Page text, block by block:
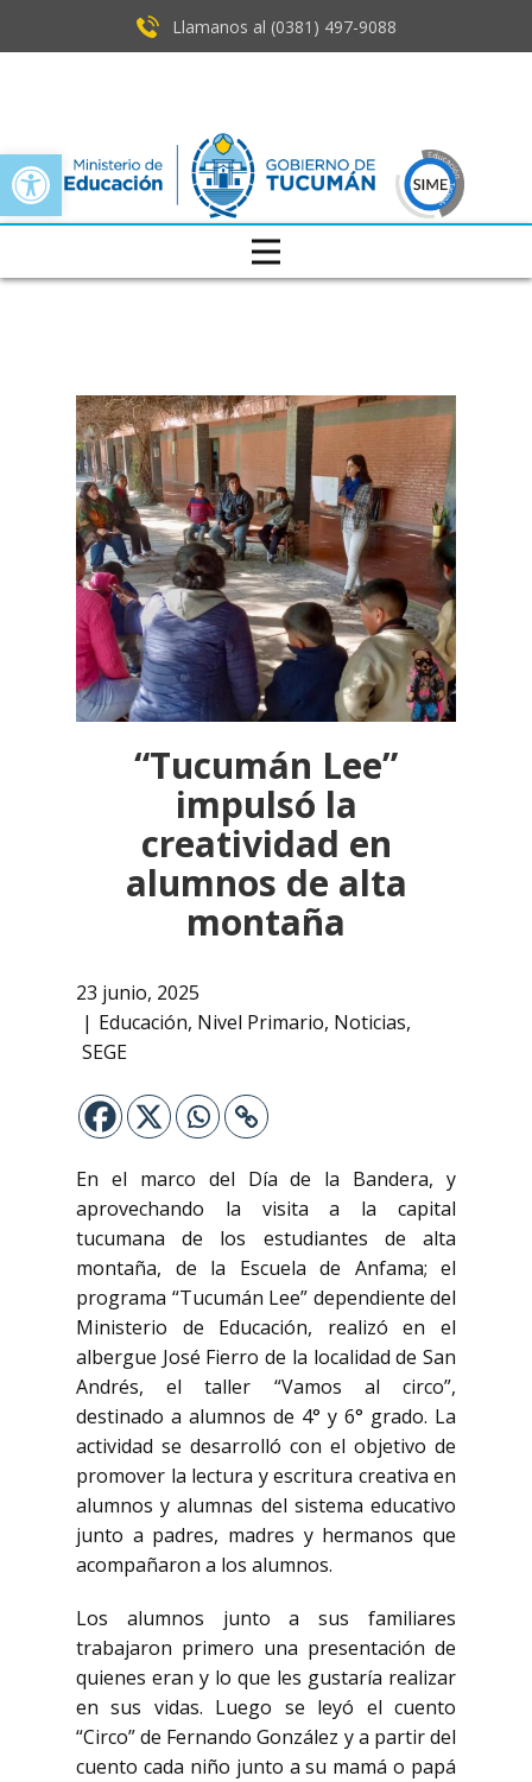
Open toolbar
Llamanos al (0381) ​497-9088
“Tucumán Lee”
impulsó la
creatividad en
alumnos de alta
montaña
23 junio, 2025
Educación, Nivel Primario, Noticias,
SEGE
En el marco del Día de la Bandera, y
aprovechando la visita a la capital
tucumana de los estudiantes de alta
montaña, de la Escuela de Anfama; el
programa “Tucumán Lee” dependiente del
Ministerio de Educación, realizó en el
albergue José Fierro de la localidad de San
Andrés, el taller “Vamos al circo”,
destinado a alumnos de 4° y 6° grado. La
actividad se desarrolló con el objetivo de
promover la lectura y escritura creativa en
alumnos y alumnas del sistema educativo
junto a padres, madres y hermanos que
acompañaron a los alumnos.
Los alumnos junto a sus familiares
trabajaron primero una presentación de
quienes eran y lo que les gustaría realizar
en sus vidas. Luego se leyó el cuento
“Circo” de Fernando González y a partir del
cuento cada niño junto a su mamá o papá